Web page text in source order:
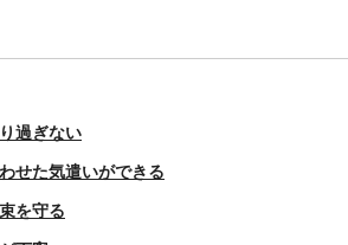
過ぎない
せた気遣いができる
を守る